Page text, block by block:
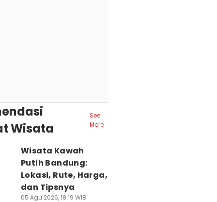
Wisata
See
More
Wisata Kawah
Putih Bandung:
Lokasi, Rute, Harga,
dan Tipsnya
05 Agu 2026, 18:19 WIB